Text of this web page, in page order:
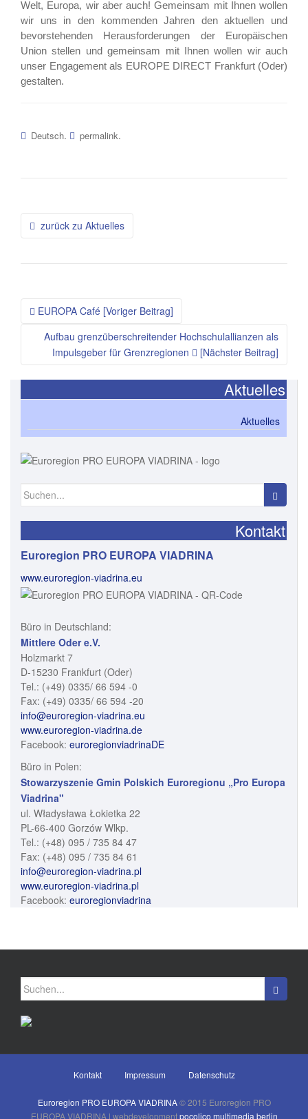
Welt, Europa, wir aber auch! Gemeinsam mit Ihnen wollen
wir uns in den kommenden Jahren den aktuellen und
bevorstehenden Herausforderungen der Europäischen
Union stellen und gemeinsam mit Ihnen wollen wir auch
unser Engagement als EUROPE DIRECT Frankfurt (Oder)
gestalten.
Deutsch. permalink.
Beitragsnavigation
zurück zu Aktuelles
EUROPA Café [Voriger Beitrag]
Aufbau grenzüberschreitender Hochschulallianzen als
Impulsgeber für Grenzregionen
[Nächster Beitrag]
Aktuelles
Aktuelles
Suchen
Kontakt
Euroregion PRO EUROPA VIADRINA
www.euroregion-viadrina.eu
Büro in Deutschland:
Mittlere Oder e.V.
Holzmarkt 7
D-15230 Frankfurt (Oder)
Tel.: (+49) 0335/ 66 594 -0
Fax: (+49) 0335/ 66 594 -20
info@euroregion-viadrina.eu
www.euroregion-viadrina.de
Facebook: euroregionviadrinaDE
Büro in Polen:
Stowarzyszenie Gmin Polskich Euroregionu „Pro Europa
Viadrina"
ul. Władysława Łokietka 22
PL-66-400 Gorzów Wlkp.
Tel.: (+48) 095 / 735 84 47
Fax: (+48) 095 / 735 84 61
info@euroregion-viadrina.pl
www.euroregion-viadrina.pl
Facebook: euroregionviadrina
Suchen
nach:
Kontakt Impressum Datenschutz
Euroregion PRO EUROPA VIADRINA© 2015 Euroregion PRO
EUROPA VIADRINA | webdevelopmentpocolico multimedia berlin